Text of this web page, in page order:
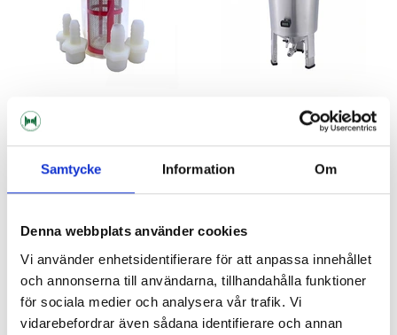
Samtycke Information Om
Denna webbplats använder cookies
Vi använder enhetsidentifierare för att anpassa innehållet
och annonserna till användarna, tillhandahålla funktioner
för sociala medier och analysera vår trafik. Vi
vidarebefordrar även sådana identifierare och annan
Bouncer Mac Daddy
Stainless Steel Fermenter 30 L
Brew Monk